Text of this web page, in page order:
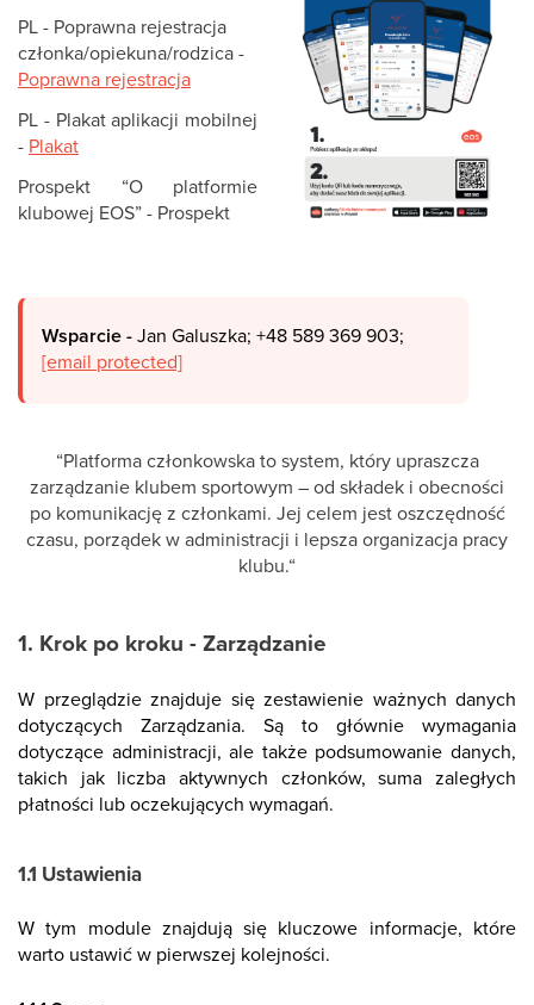
PL - Poprawna rejestracja
członka/opiekuna/rodzica -
Poprawna rejestracja
PL - Plakat aplikacji mobilnej
- Plakat
Prospekt “O platformie
klubowej EOS” - Prospekt
Wsparcie -Jan Galuszka; +48 589 369 903;
[email protected]
“Platforma członkowska to system, który upraszcza
zarządzanie klubem sportowym – od składek i obecności
po komunikację z członkami. Jej celem jest oszczędność
czasu, porządek w administracji i lepsza organizacja pracy
klubu.“
1. Krok po kroku - Zarządzanie
W przeglądzie znajduje się zestawienie ważnych danych
dotyczących Zarządzania. Są to głównie wymagania
dotyczące administracji, ale także podsumowanie danych,
takich jak liczba aktywnych członków, suma zaległych
płatności lub oczekujących wymagań.
1.1 Ustawienia
W tym module znajdują się kluczowe informacje, które
warto ustawić w pierwszej kolejności.